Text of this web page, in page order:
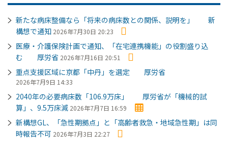
新たな病床整備なら「将来の病床数との関係、説明を」 新
構想で通知 2026年7月30日 20:23
医療・介護保険計画で通知、「在宅連携機能」の役割盛り込
む 厚労省 2026年7月16日 20:51
重点支援区域に京都「中丹」を選定 厚労省
2026年7月9日 14:33
2040年の必要病床数「106.9万床」 厚労省が「機械的試
算」、9.5万床減 2026年7月7日 16:59
新構想GL、「急性期拠点」と「高齢者救急・地域急性期」は同
時報告不可 2026年7月3日 22:27